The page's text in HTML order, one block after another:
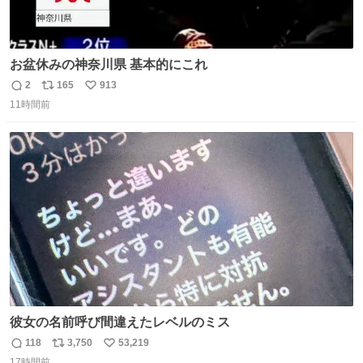
お盆休みの神奈川県 基本的にこれ
返
信
2
リ
ポ
ト
数
165
い
数
913
11時間前
彼女の名前呼び間違えたレベルのミス
返
118
リ
3,750
い
53,219